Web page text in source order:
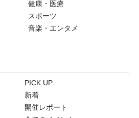
健康・医療
スポーツ
音楽・エンタメ
PICK UP
新着
開催レポート